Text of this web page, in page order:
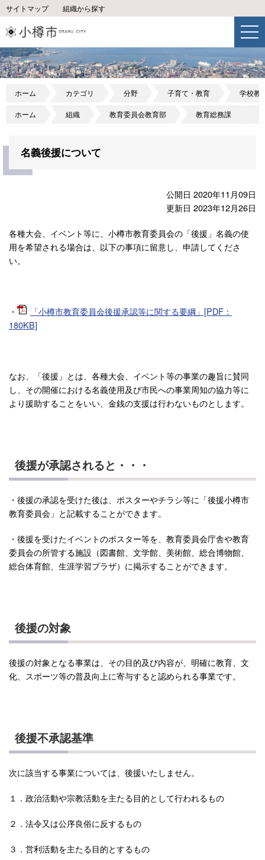
サイトマップ 組織から探す
ホーム カテゴリ 分野 子育て・教育 学校教
ホーム 組織 教育委員会教育部 教育総務課
名義後援について
公開日 2020年11月09日
更新日 2023年12月26日
各種大会、イベント等に、小樽市教育委員会の「後援」名義の使
用を希望される場合は、以下の事項に留意し、申請してくださ
い。
・
「小樽市教育委員会後援承認等に関する要綱」[PDF：
180KB]
なお、「後援」とは、各種大会、イベント等の事業の趣旨に賛同
し、その開催における名義使用及び市民への事業周知の協力等に
より援助することをいい、金銭の支援は行わないものとします。
後援が承認されると・・・
・後援の承認を受けた後は、ポスターやチラシ等に「後援小樽市
教育委員会」と記載することができます。
・後援を受けたイベントのポスター等を、教育委員会庁舎や教育
委員会の所管する施設（図書館、文学館、美術館、総合博物館、
総合体育館、生涯学習プラザ）に掲示することができます。
後援の対象
後援の対象となる事業は、その目的及び内容が、明確に教育、文
化、スポーツ等の普及向上に寄与すると認められる事業です。
後援不承認基準
次に該当する事業については、後援いたしません。
１．政治活動や宗教活動を主たる目的として行われるもの
２．法令又は公序良俗に反するもの
３．営利活動を主たる目的とするもの